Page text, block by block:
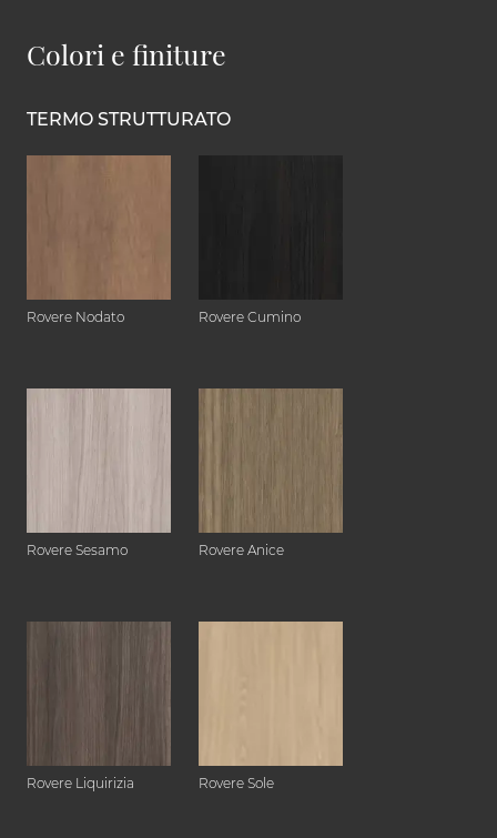
Colori e finiture
TERMO STRUTTURATO
Rovere Nodato Rovere Cumino
Rovere Sesamo Rovere Anice
Rovere Liquirizia Rovere Sole